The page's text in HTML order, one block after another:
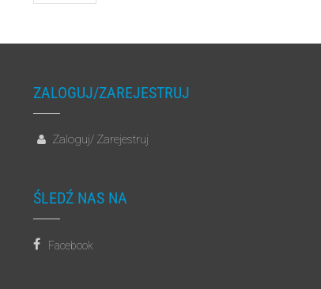
ZALOGUJ/ZAREJESTRUJ
Zaloguj/ Zarejestruj
ŚLEDŹ NAS NA
Facebook